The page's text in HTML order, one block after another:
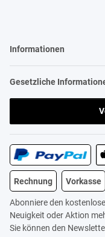
Informationen
Gesetzliche
Rechnung Vorkasse
Abonniere den
Neuigkeit oder Aktion
Sie können den